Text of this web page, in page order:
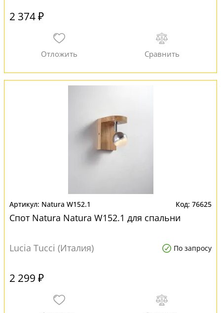
2 374 ₽
Natura W152.1 76625
Спот Natura Natura W152.1 для спальни
Lucia Tucci (Италия) По запросу
2 299 ₽